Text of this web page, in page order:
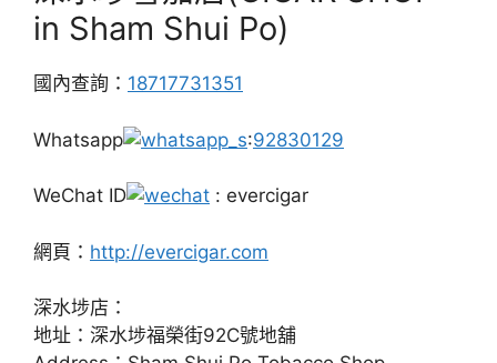
in Sham Shui Po)
國內查詢： 18717731351
Whatsapp :92830129
WeChat ID : evercigar
網頁： http://evercigar.com
深水埗店：
地址：深水埗福榮街92C號地舖